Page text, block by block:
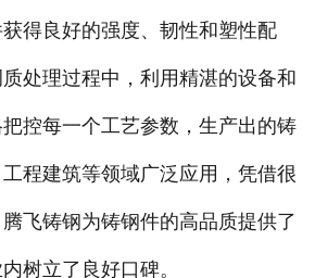
得良好的强度、韧性和塑性配
处理过程中，利用精湛的设备和
控每一个工艺参数，生产出的铸
程建筑等领域广泛应用，凭借很
飞铸钢为铸钢件的高品质提供了
树立了良好口碑。